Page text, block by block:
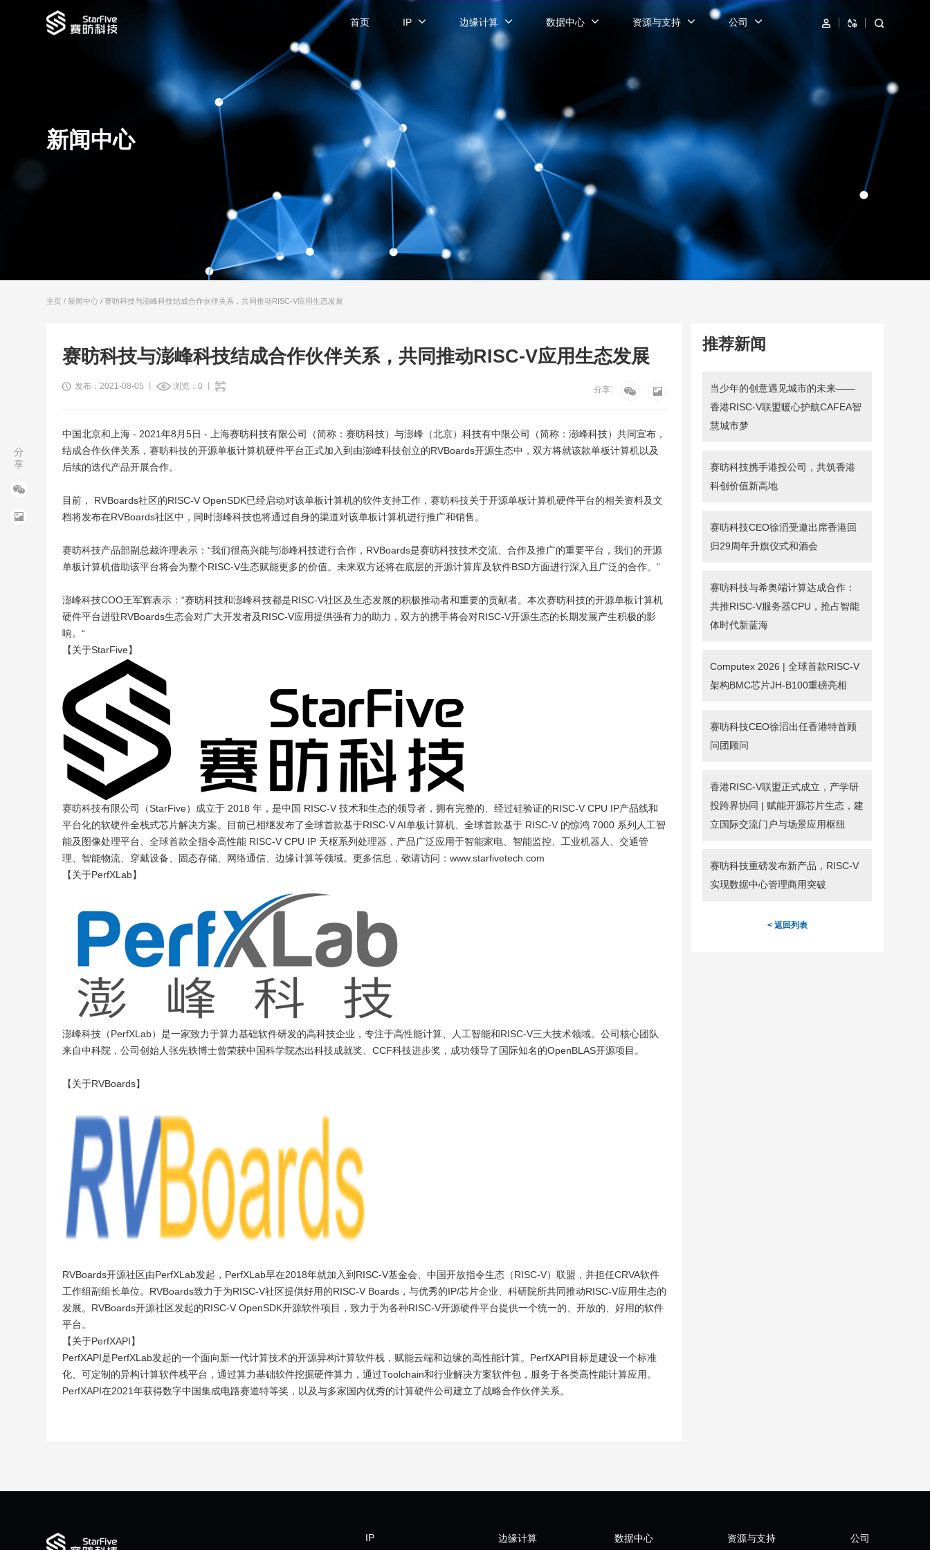
首页 IP 边缘计算 数据中心 资源与支持 公司
新闻中心
分
享
主页 / 新闻中心 / 赛昉科技与澎峰科技结成合作伙伴关系，共同推动RISC-V应用生态发展
赛昉科技与澎峰科技结成合作伙伴关系，共同推动RISC-V应用生态发展
发布：2021-08-05 丨 浏览：0 丨 分享:
中国北京和上海 - 2021年8月5日 - 上海赛昉科技有限公司（简称：赛昉科技）与澎峰（北京）科技有中限公司（简称：澎峰科技）共同宣布，
结成合作伙伴关系，赛昉科技的开源单板计算机硬件平台正式加入到由澎峰科技创立的RVBoards开源生态中，双方将就该款单板计算机以及
后续的迭代产品开展合作。
目前， RVBoards社区的RISC-V OpenSDK已经启动对该单板计算机的软件支持工作，赛昉科技关于开源单板计算机硬件平台的相关资料及文
档将发布在RVBoards社区中，同时澎峰科技也将通过自身的渠道对该单板计算机进行推广和销售。
赛昉科技产品部副总裁许理表示：“我们很高兴能与澎峰科技进行合作，RVBoards是赛昉科技技术交流、合作及推广的重要平台，我们的开源
单板计算机借助该平台将会为整个RISC-V生态赋能更多的价值。未来双方还将在底层的开源计算库及软件BSD方面进行深入且广泛的合作。“
澎峰科技COO王军辉表示：“赛昉科技和澎峰科技都是RISC-V社区及生态发展的积极推动者和重要的贡献者。本次赛昉科技的开源单板计算机
硬件平台进驻RVBoards生态会对广大开发者及RISC-V应用提供强有力的助力，双方的携手将会对RISC-V开源生态的长期发展产生积极的影
响。“
【关于StarFive】
赛昉科技有限公司（StarFive）成立于 2018 年，是中国 RISC-V 技术和生态的领导者，拥有完整的、经过硅验证的RISC-V CPU IP产品线和
平台化的软硬件全栈式芯片解决方案。目前已相继发布了全球首款基于RISC-V AI单板计算机、全球首款基于 RISC-V 的惊鸿 7000 系列人工智
能及图像处理平台、全球首款全指令高性能 RISC-V CPU IP 天枢系列处理器，产品广泛应用于智能家电、智能监控、工业机器人、交通管
理、智能物流、穿戴设备、固态存储、网络通信、边缘计算等领域。更多信息，敬请访问：www.starfivetech.com
【关于PerfXLab】
澎峰科技（PerfXLab）是一家致力于算力基础软件研发的高科技企业，专注于高性能计算、人工智能和RISC-V三大技术领域。公司核心团队
来自中科院，公司创始人张先轶博士曾荣获中国科学院杰出科技成就奖、CCF科技进步奖，成功领导了国际知名的OpenBLAS开源项目。
【关于RVBoards】
RVBoards开源社区由PerfXLab发起，PerfXLab早在2018年就加入到RISC-V基金会、中国开放指令生态（RISC-V）联盟，并担任CRVA软件
工作组副组长单位。RVBoards致力于为RISC-V社区提供好用的RISC-V Boards，与优秀的IP/芯片企业、科研院所共同推动RISC-V应用生态的
发展。RVBoards开源社区发起的RISC-V OpenSDK开源软件项目，致力于为各种RISC-V开源硬件平台提供一个统一的、开放的、好用的软件
平台。
【关于PerfXAPI】
PerfXAPI是PerfXLab发起的一个面向新一代计算技术的开源异构计算软件栈，赋能云端和边缘的高性能计算。PerfXAPI目标是建设一个标准
化、可定制的异构计算软件栈平台，通过算力基础软件挖掘硬件算力，通过Toolchain和行业解决方案软件包，服务于各类高性能计算应用。
PerfXAPI在2021年获得数字中国集成电路赛道特等奖，以及与多家国内优秀的计算硬件公司建立了战略合作伙伴关系。
推荐新闻
当少年的创意遇见城市的未来——
香港RISC-V联盟暖心护航CAFEA智
慧城市梦
赛昉科技携手港投公司，共筑香港
科创价值新高地
赛昉科技CEO徐滔受邀出席香港回
归29周年升旗仪式和酒会
赛昉科技与希奥端计算达成合作：
共推RISC-V服务器CPU，抢占智能
体时代新蓝海
Computex 2026 | 全球首款RISC-V
架构BMC芯片JH-B100重磅亮相
赛昉科技CEO徐滔出任香港特首顾
问团顾问
香港RISC-V联盟正式成立，产学研
投跨界协同 | 赋能开源芯片生态，建
立国际交流门户与场景应用枢纽
赛昉科技重磅发布新产品，RISC-V
实现数据中心管理商用突破
< 返回列表
IP 边缘计算 数据中心 资源与支持 公司